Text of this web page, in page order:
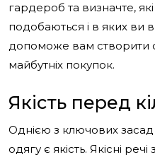
гардероб та визначте,
подобаються і в яких ви
допоможе вам створити
майбутніх покупок.
Якість перед
Однією з ключових
одягу є якість. Якісні